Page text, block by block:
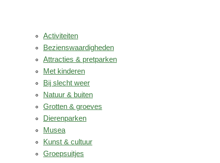
Activiteiten
Bezienswaardigheden
Attracties & pretparken
Met kinderen
Bij slecht weer
Natuur & buiten
Grotten & groeves
Dierenparken
Musea
Kunst & cultuur
Groepsuitjes